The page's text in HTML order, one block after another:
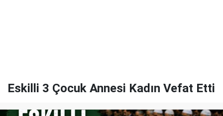
Eskilli 3 Çocuk Annesi Kadın Vefat Etti